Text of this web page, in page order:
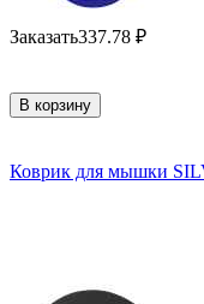
Заказать337.78 ₽
В корзину
Коврик для мышки